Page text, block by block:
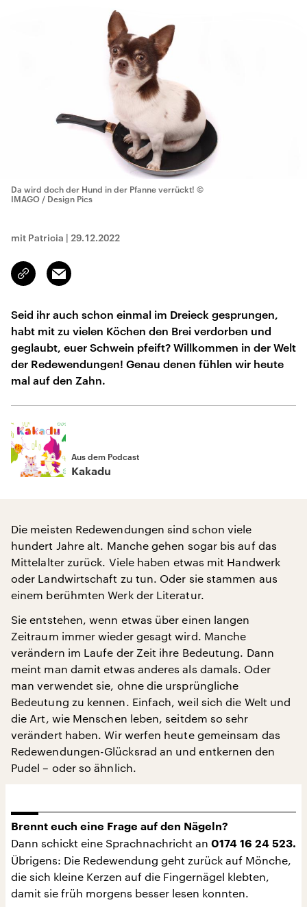
Da wird doch der Hund in der Pfanne verrückt! ©
IMAGO / Design Pics
mit Patricia | 29.12.2022
Link
kopieren/teilen
Email
Seid ihr auch schon einmal im Dreieck gesprungen,
habt mit zu vielen Köchen den Brei verdorben und
geglaubt, euer Schwein pfeift? Willkommen in der Welt
der Redewendungen! Genau denen fühlen wir heute
mal auf den Zahn.
Aus dem Podcast
Kakadu
Die meisten Redewendungen sind schon viele
hundert Jahre alt. Manche gehen sogar bis auf das
Mittelalter zurück. Viele haben etwas mit Handwerk
oder Landwirtschaft zu tun. Oder sie stammen aus
einem berühmten Werk der Literatur.
Sie entstehen, wenn etwas über einen langen
Zeitraum immer wieder gesagt wird. Manche
verändern im Laufe der Zeit ihre Bedeutung. Dann
meint man damit etwas anderes als damals. Oder
man verwendet sie, ohne die ursprüngliche
Bedeutung zu kennen. Einfach, weil sich die Welt und
die Art, wie Menschen leben, seitdem so sehr
verändert haben. Wir werfen heute gemeinsam das
Redewendungen-Glücksrad an und entkernen den
Pudel – oder so ähnlich.
Brennt euch eine Frage auf den Nägeln?
Dann schickt eine Sprachnachricht an 0174 16 24 523.
Übrigens: Die Redewendung geht zurück auf Mönche,
die sich kleine Kerzen auf die Fingernägel klebten,
damit sie früh morgens besser lesen konnten.